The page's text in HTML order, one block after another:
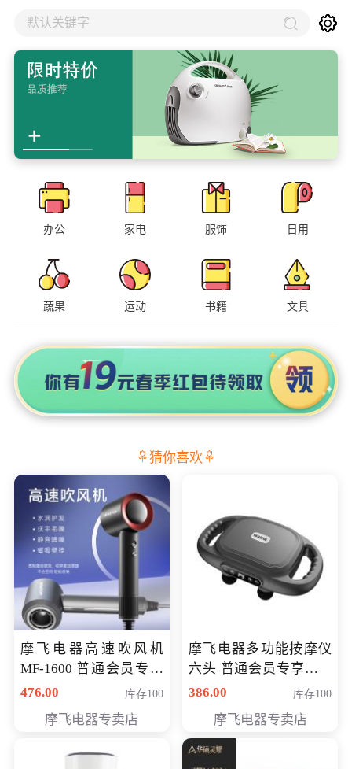
默认关键字
办公 家电 服饰 日用
蔬果 运动 书籍 文具
猜你喜欢
摩飞电器高速吹风机
MF-1600 普通会员专享
价298元
476.00 库存100
摩飞电器专卖店
摩飞电器多功能按摩仪
六头 普通会员专享价格
199元
386.00 库存100
摩飞电器专卖店